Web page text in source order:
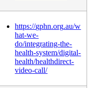
https://gphn.org.au/w
hat-we-
do/integrating-the-
health-system/digital-
health/healthdirect-
video-call/